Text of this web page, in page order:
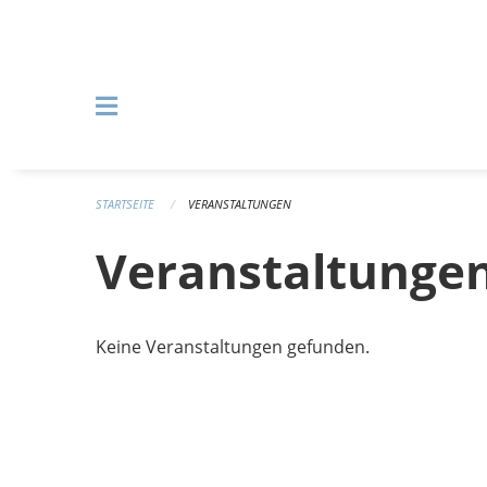
STARTSEITE VERANSTALTUNGEN
Keine Veranstaltungen gefunden.